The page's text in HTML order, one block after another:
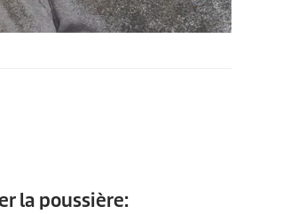
la poussière: